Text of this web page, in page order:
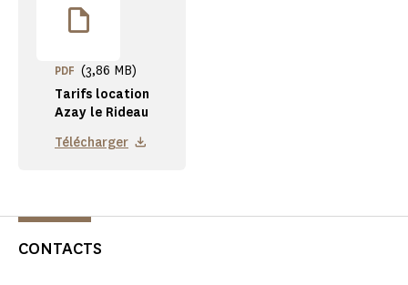
Tarifs location
Azay le Rideau
PDF (3,86 MB)
Télécharger
CONTACTS